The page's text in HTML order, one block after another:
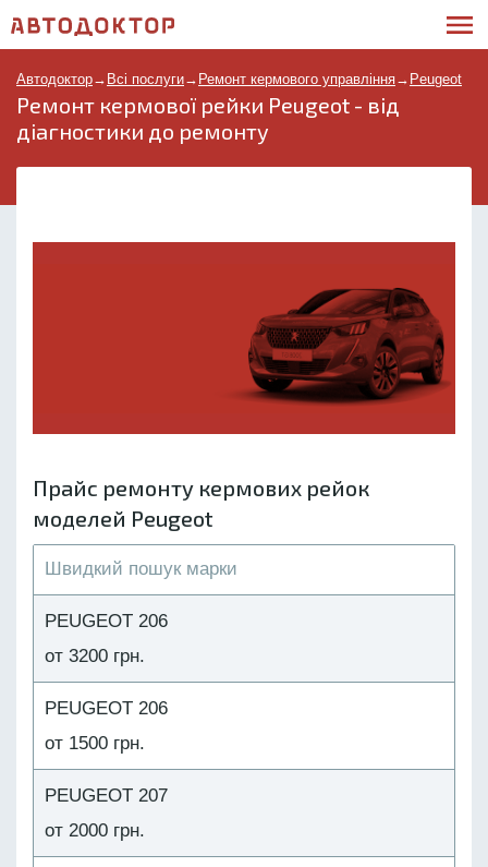
Автодоктор→ Всі послуги→ Ремонт кермового управління→ Peugeot
Ремонт кермової рейки Peugeot - від
діагностики до ремонту
Прайс ремонту кермових рейок
моделей Peugeot
PEUGEOT 206
от 3200 грн.
PEUGEOT 206
от 1500 грн.
PEUGEOT 207
от 2000 грн.